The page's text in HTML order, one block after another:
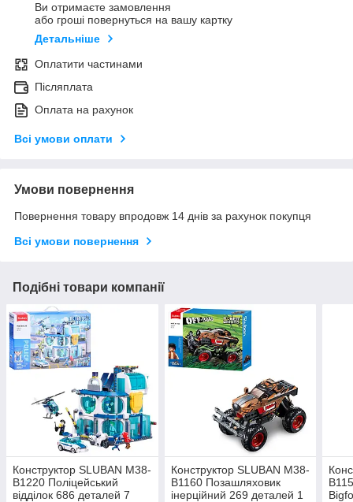
Ви отримаєте замовлення
або гроші повернуться на вашу картку
Детальніше
Оплатити частинами
Післяплата
Оплата на рахунок
Всі умови оплати
Умови повернення
Повернення товару впродовж 14 днів за рахунок покупця
Всі умови повернення
Подібні товари компанії
Конструктор SLUBAN M38-
B1220 Поліцейський
відділок 686 деталей 7
Конструктор SLUBAN M38-
B1160 Позашляховик
інерційний 269 деталей 1